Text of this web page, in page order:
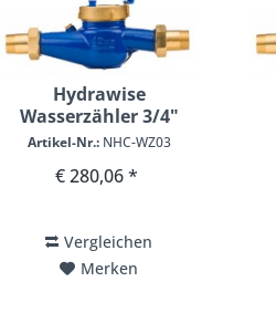
Hydrawise
Wasserzähler 3/4"
Artikel-Nr.:NHC-WZ03
€ 280,06 *
Vergleichen
Merken